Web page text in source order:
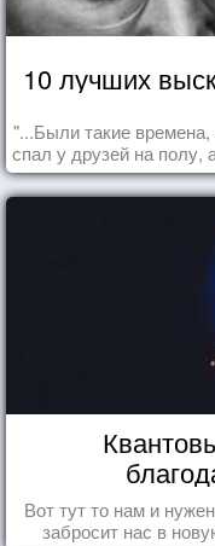
10 лучших
"...Были такие
спал у друзей на полу,
Вот тут то нам и
забросит нас в